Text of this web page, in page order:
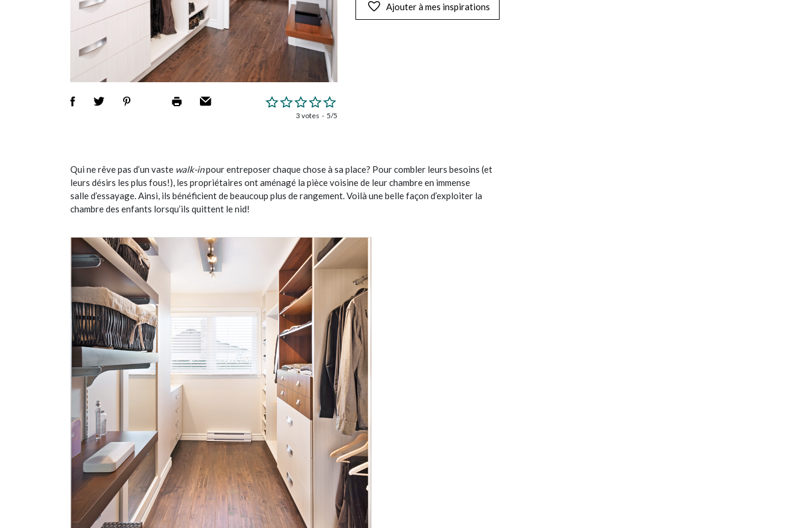
3 votes 5/5
Ajouter à mes inspirations
Qui ne rêve pas d’un vaste walk-inpour entreposer chaque chose à sa place? Pour combler leurs besoins (et
leurs désirs les plus fous!), les propriétaires ont aménagé la pièce voisine de leur chambre en immense
salle d’essayage. Ainsi, ils bénéficient de beaucoup plus de rangement. Voilà une belle façon d’exploiter la
chambre des enfants lorsqu’ils quittent le nid!